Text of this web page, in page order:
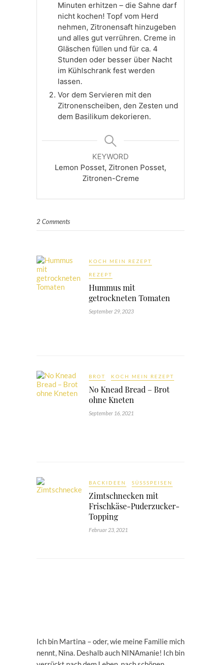
Minuten erhitzen – die Sahne darf
nicht kochen! Topf vom Herd
nehmen, Zitronensaft hinzugeben
und alles gut verrühren. Creme in
Gläschen füllen und für ca. 4
Stunden oder besser über Nacht
im Kühlschrank fest werden
lassen.
Vor dem Servieren mit den
Zitronenscheiben, den Zesten und
dem Basilikum dekorieren.
KEYWORD
Lemon Posset, Zitronen Posset,
Zitronen-Creme
2 Comments
KOCH MEIN REZEPT
REZEPT
Hummus mit
getrockneten Tomaten
September 29, 2023
BROT KOCH MEIN REZEPT
No Knead Bread – Brot
ohne Kneten
September 16, 2021
BACKIDEEN SÜSSSPEISEN
Zimtschnecken mit
Frischkäse-Puderzucker-
Topping
Februar 23, 2021
Ich bin Martina – oder, wie meine Familie mich
nennt, Nina. Deshalb auch NINAmanie! Ich bin